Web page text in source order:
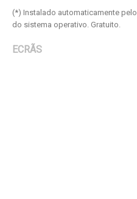
(*) Instalado automaticamente pelo
do sistema operativo. Gratuito.
ECRÃS